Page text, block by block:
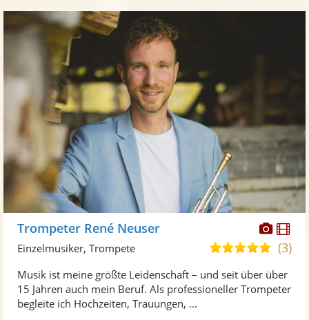
Fotos
Trompeter René Neuser
5,0
5
(3)
Einzelmusiker, Trompete
Musik ist meine größte Leidenschaft – und seit über über
15 Jahren auch mein Beruf. Als professioneller Trompeter
begleite ich Hochzeiten, Trauungen, ...